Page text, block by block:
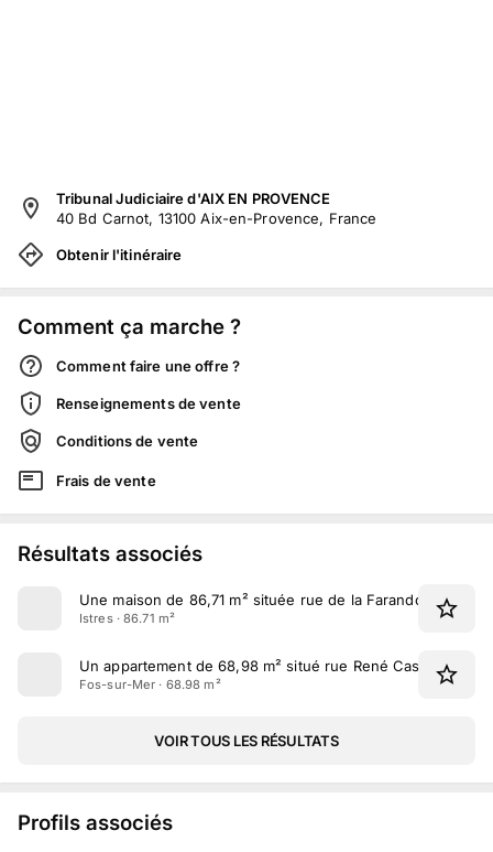
Tribunal Judiciaire d'AIX EN PROVENCE
40 Bd Carnot, 13100 Aix-en-Provence, France
Obtenir l'itinéraire
Comment ça marche ?
Comment faire une offre ?
Renseignements de vente
Conditions de vente
Frais de vente
Résultats associés
Une maison de 86,71 m² située rue de la Farandole à Istres
Istres · 86.71 m²
Un appartement de 68,98 m² situé rue René Cassin à
Fos-sur-Mer · 68.98 m²
VOIR TOUS LES RÉSULTATS
Profils associés